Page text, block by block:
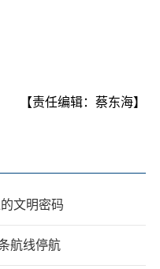
【责任编辑：蔡东海】
文明密码
航线停航